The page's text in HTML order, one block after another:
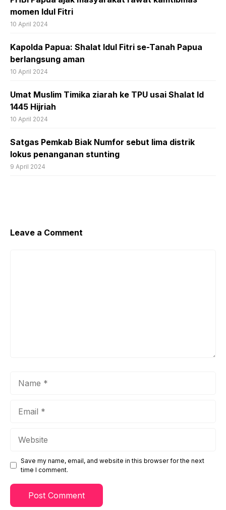
momen Idul Fitri
10 April 2024
Kapolda Papua: Shalat Idul Fitri se-Tanah Papua
berlangsung aman
10 April 2024
Umat Muslim Timika ziarah ke TPU usai Shalat Id
1445 Hijriah
10 April 2024
Satgas Pemkab Biak Numfor sebut lima distrik
lokus penanganan stunting
9 April 2024
Leave a Comment
Save my name, email, and website in this browser for the next
time I comment.